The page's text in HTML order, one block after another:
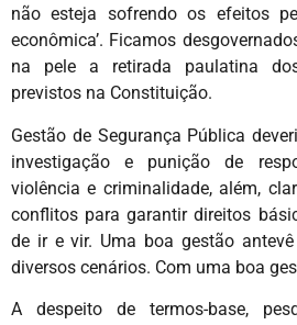
não esteja sofrendo os efeitos
econômica’. Ficamos
na pele a retirada paulatina
previstos na Constituição.
Gestão de Segurança Pública
investigação e punição de
violência e criminalidade, além,
conflitos para garantir direitos
de ir e vir. Uma boa gestão
diversos cenários. Com uma boa
A despeito de termos-base,